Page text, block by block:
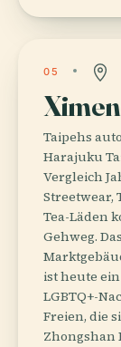
05
Taipehs
Harajuku
Vergleich
Streetwear,
Tea-Läden
Gehweg.
ist heute
LGBTQ+-
Freien, die
Zhongshan